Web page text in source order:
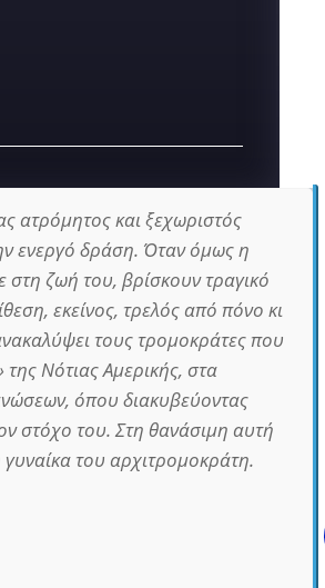
ατρόμητος και ξεχωριστός
ενεργό δράση. Όταν όμως η
στη ζωή του, βρίσκουν τραγικό
εκείνος, τρελός από πόνο κι
τους τρομοκράτες που
Νότιας Αμερικής, στα
όπου διακυβεύοντας
στόχο του. Στη θανάσιμη αυτή
του αρχιτρομοκράτη.